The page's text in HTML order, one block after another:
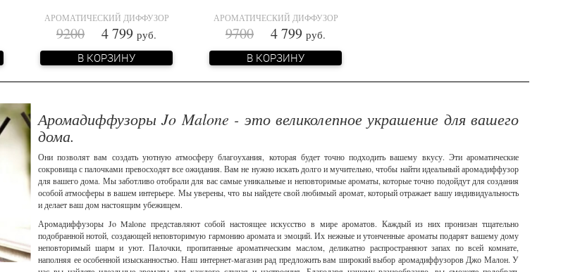
АРОМАТИЧЕСКИЙ ДИФФУЗОР
9200 4 799 руб.
В КОРЗИНУ
АРОМАТИЧЕСКИЙ ДИФФУЗОР
9700 4 799 руб.
В КОРЗИНУ
Аромадиффузоры Jo Malone - это великолепное украшение для вашего
дома.
Они позволят вам создать уютную атмосферу благоухания, которая будет точно подходить вашему вкусу. Эти ароматические
сокровища с палочками превосходят все ожидания. Вам не нужно искать долго и мучительно, чтобы найти идеальный аромадиффузор
для вашего дома. Мы заботливо отобрали для вас самые уникальные и неповторимые ароматы, которые точно подойдут для создания
особой атмосферы в вашем интерьере. Мы уверены, что вы найдете свой любимый аромат, который отражает вашу индивидуальность
и делает ваш дом настоящим убежищем.
Аромадиффузоры Jo Malone представляют собой настоящее искусство в мире ароматов. Каждый из них пронизан тщательно
подобранной нотой, создающей неповторимую гармонию аромата и эмоций. Их нежные и утонченные ароматы подарят вашему дому
неповторимый шарм и уют. Палочки, пропитанные ароматическим маслом, деликатно распространяют запах по всей комнате,
наполняя ее особенной изысканностью. Наш интернет-магазин рад предложить вам широкий выбор аромадиффузоров Джо Малон. У